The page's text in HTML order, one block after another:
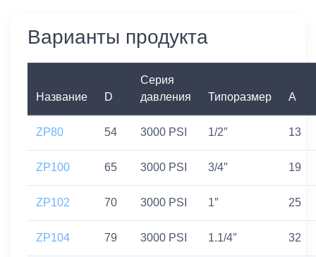
Варианты продукта
Название D
Серия
давления
Типоразмер A
ZP80 54 3000 PSI 1/2″ 13
ZP100 65 3000 PSI 3/4″ 19
ZP102 70 3000 PSI 1″ 25
ZP104 79 3000 PSI 1.1/4″ 32